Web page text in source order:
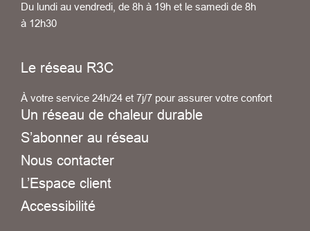
Du lundi au vendredi, de 8h à 19h et le samedi de 8h
à 12h30
Le réseau R3C
À votre service 24h/24 et 7j/7 pour assurer votre confort
Un réseau de chaleur durable
S’abonner au réseau
Nous contacter
L’Espace client
Accessibilité